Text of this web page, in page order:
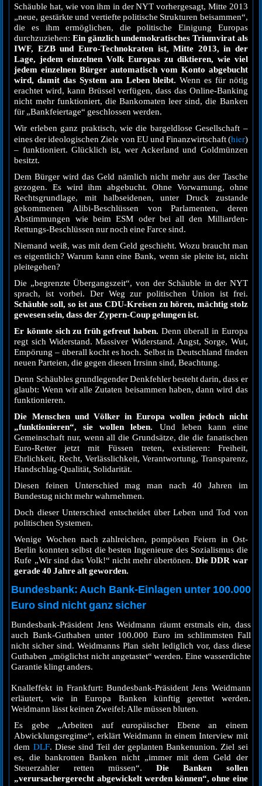
Schäuble hat, wie von ihm in der NYT vorhergesagt, Mitte 2013
„neue, gestärkte und vertiefte politische Strukturen beisammen“,
die es ihm ermöglichen, die politische Einigung Europas
durchzuziehen:Ein gänzlich undemokratisches Triumvirat als
IWF, EZB und Euro-Technokraten ist, Mitte 2013, in der
Lage, jedem einzelnen Volk Europas zu diktieren, wie viel
jedem einzelnen Bürger automatisch vom Konto abgebucht
wird, damit das System am Leben bleibt. Wenn es für nötig
erachtet wird, kann Brüssel verfügen, dass das Online-Banking
nicht mehr funktioniert, die Bankomaten leer sind, die Banken
für „Bankfeiertage“ geschlossen werden.
Wir erleben ganz praktisch, wie die bargeldlose Gesellschaft –
eines der ideologischen Ziele von EU und Finanzwirtschaft (hier)
– funktioniert. Glücklich ist, wer Ackerland und Goldmünzen
besitzt.
Dem Bürger wird das Geld nämlich nicht mehr aus der Tasche
gezogen. Es wird ihm abgebucht. Ohne Vorwarnung, ohne
Rechtsgrundlage, mit halbseidenen, unter Druck zustande
gekommenen Alibi-Beschlüssen von Parlamenten, deren
Abstimmungen wie beim ESM oder bei all den Milliarden-
Rettungs-Beschlüssen nur noch eine Farce sind.
Niemand weiß, was mit dem Geld geschieht. Wozu braucht man
es eigentlich? Warum kann eine Bank, wenn sie pleite ist, nicht
pleitegehen?
Die „begrenzte Übergangszeit“, von der Schäuble in der NYT
sprach, ist vorbei. Der Weg zur politischen Union ist frei.
Schäuble soll, so ist aus CDU-Kreisen zu hören, mächtig stolz
gewesen sein, dass der Zypern-Coup gelungen ist.
Er könnte sich zu früh gefreut haben. Denn überall in Europa
regt sich Widerstand. Massiver Widerstand. Angst, Sorge, Wut,
Empörung – überall kocht es hoch. Selbst in Deutschland finden
neuen Parteien, die gegen diesen Irrsinn sind, Beachtung.
Denn Schäubles grundlegender Denkfehler besteht darin, dass er
glaubt: Wenn wir alle Zutaten beisammen haben, dann wird das
funktionieren.
Die Menschen und Völker in Europa wollen jedoch nicht
„funktionieren“, sie wollen leben. Und leben kann eine
Gemeinschaft nur, wenn all die Grundsätze, die die fanatischen
Euro-Retter jetzt mit Füssen treten, existieren: Freiheit,
Ehrlichkeit, Recht, Verlässlichkeit, Verantwortung, Transparenz,
Handschlag-Qualität, Solidarität.
Diesen feinen Unterschied mag man nach 40 Jahren im
Bundestag nicht mehr wahrnehmen.
Doch dieser Unterschied entscheidet über Leben und Tod von
politischen Systemen.
Wenige Wochen nach zahlreichen, pompösen Feiern in Ost-
Berlin konnten selbst die besten Ingenieure des Sozialismus die
Rufe „Wir sind das Volk!“ nicht mehr übertönen.Die DDR war
gerade 40 Jahre alt geworden.
Bundesbank: Auch Bank-Einlagen unter 100.000
Euro sind nicht ganz sicher
Bundesbank-Präsident Jens Weidmann räumt erstmals ein, dass
auch Bank-Guthaben unter 100.000 Euro im schlimmsten Fall
nicht sicher sind. Weidmanns Plan sieht lediglich vor, dass diese
Guthaben „möglichst nicht angetastet“ werden. Eine wasserdichte
Garantie klingt anders.
Knalleffekt in Frankfurt: Bundesbank-Präsident Jens Weidmann
erläutert, wie in Europa Banken künftig gerettet werden.
Weidmann lässt keinen Zweifel: Alle müssen bluten.
Es gebe „Arbeiten auf europäischer Ebene an einem
Abwicklungsregime“, erklärt Weidmann in einem Interview mit
dem DLF. Diese sind Teil der geplanten Bankenunion. Ziel sei
es, die bankrotten Banken nicht „immer mit dem Geld der
Steuerzahler retten müssen“.Die Banken sollen
„verursachergerecht abgewickelt werden können“, ohne eine